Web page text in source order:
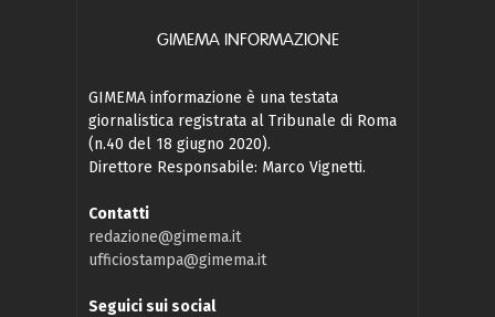
GIMEMA INFORMAZIONE
GIMEMA informazione è una testata
giornalistica registrata al Tribunale di Roma
(n.40 del 18 giugno 2020).
Direttore Responsabile: Marco Vignetti.
Contatti
redazione@gimema.it
ufficiostampa@gimema.it
Seguici sui social